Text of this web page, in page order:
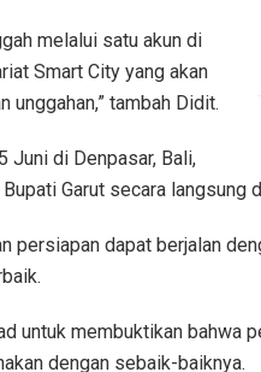
melalui satu akun di
Smart City yang akan
tambah Didit.
Juni di Denpasar, Bali,
Garut secara langsung
persiapan dapat berjalan
untuk membuktikan bahwa
dengan sebaik-baiknya.